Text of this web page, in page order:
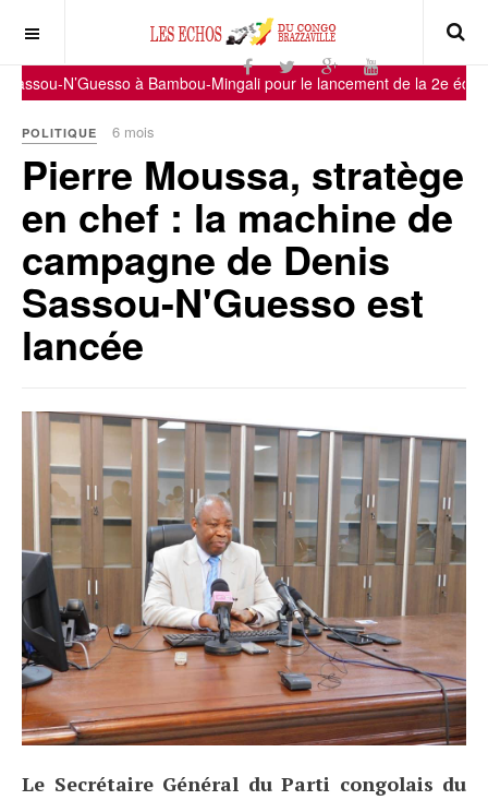
N’Guesso à Bambou-Mingali pour le lancement de la 2e
POLITIQUE 6 mois
Pierre Moussa, stratège
en chef : la machine de
campagne de Denis
Sassou-N'Guesso est
lancée
Le Secrétaire Général du Parti congolais du